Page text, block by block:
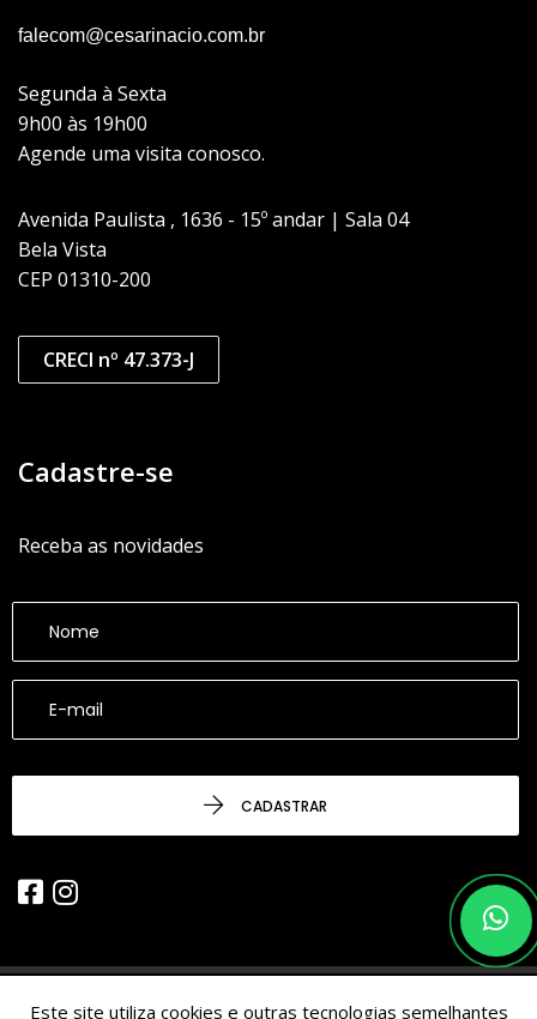
falecom@cesarinacio.com.br
Segunda à Sexta
9h00 às 19h00
Agende uma visita conosco.
Avenida Paulista , 1636 - 15º andar | Sala 04
Bela Vista
CEP 01310-200
CRECI nº 47.373-J
Cadastre-se
Receba as novidades
CADASTRAR
Este site utiliza cookies e outras tecnologias semelhantes